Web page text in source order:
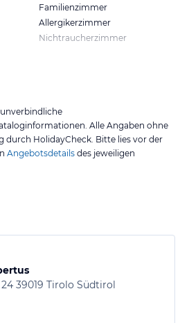
Familienzimmer
Allergikerzimmer
Nichtraucherzimmer
Alle Angaben ohne
durch HolidayCheck. Bitte lies vor der
Angebotsdetails des jeweiligen
39019 Tirolo Südtirol